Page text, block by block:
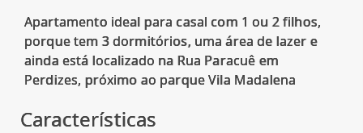
Apartamento ideal para casal com 1 ou 2 filhos,
porque tem 3 dormitórios, uma área de lazer e
ainda está localizado na Rua Paracuê em
Características